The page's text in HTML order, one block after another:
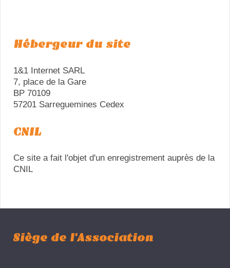
Hébergeur du site
1&1 Internet SARL
7, place de la Gare
BP 70109
57201 Sarreguemines Cedex
CNIL
Ce site a fait l'objet d'un enregistrement auprès de la
CNIL
Siège de l'Association